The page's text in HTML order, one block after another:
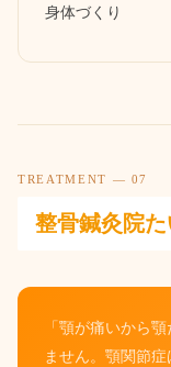
身体づくり
TREATMENT — 07
整骨鍼灸院
「顎が痛いから
ません。顎関節症